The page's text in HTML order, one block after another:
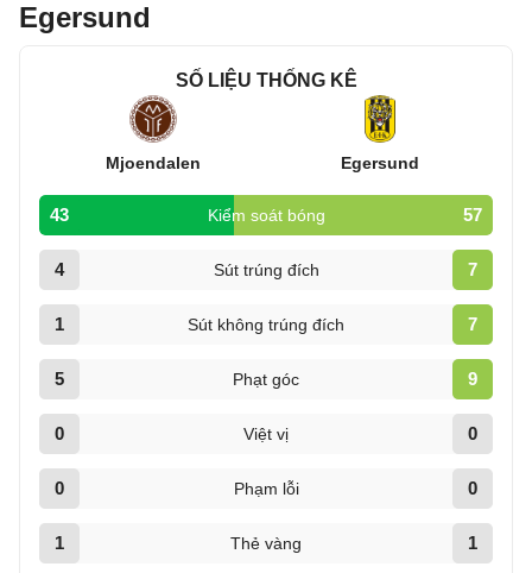
Egersund
SỐ LIỆU THỐNG KÊ
Mjoendalen Egersund
43 Kiểm soát bóng 57
4 Sút trúng đích 7
1 Sút không trúng đích 7
5 Phạt góc 9
0 Việt vị 0
0 Phạm lỗi 0
1 Thẻ vàng 1